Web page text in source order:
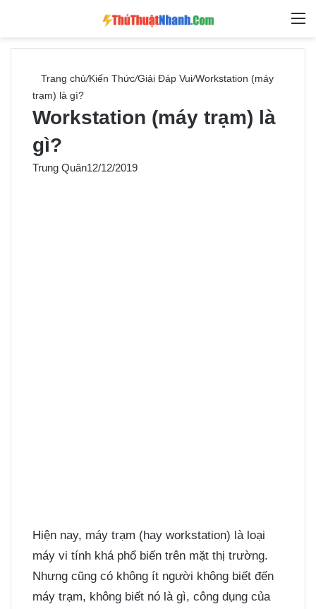
Tìm
Trang chủ/Kiến Thức/Giải Đáp Vui/Workstation (máy
trạm) là gì?
Workstation (máy trạm) là
gì?
Trung Quân12/12/2019
Hiện nay, máy trạm (hay workstation) là loại
máy vi tính khá phổ biến trên mặt thị trường.
Nhưng cũng có không ít người không biết đến
máy trạm, không biết nó là gì, công dụng của